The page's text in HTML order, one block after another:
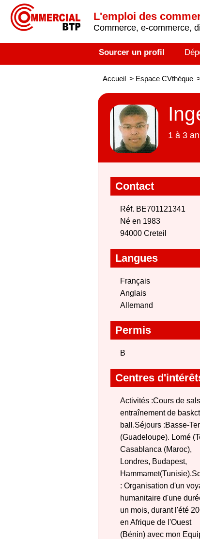
L'emploi des
Commerce, e-commerce,
Sourcer un profil
Accueil > Espace CVthèque
1 à 3
Contact
Réf. BE701121341
Né en 1983
94000 Creteil
Langues
Français
Anglais
Allemand
Permis
B
Centres
Activités :Cours de
entraînement de
ball.Séjours :Basse-
(Guadeloupe). Lomé
Casablanca (Maroc),
Londres, Budapest,
: Organisation d'un
humanitaire d'une
un mois, durant l'été
en Afrique de l'Ouest
(Bénin) avec mon